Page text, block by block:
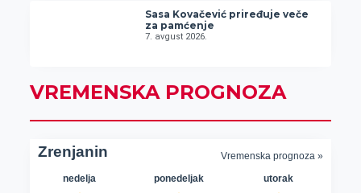
Sasa Kovačević priređuje veče
za pamćenje
7. avgust 2026.
VREMENSKA PROGNOZA